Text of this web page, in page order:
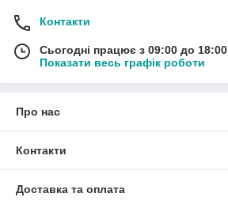
Контакти
Сьогодні працює з 09:00 до 18:00
Показати весь графік роботи
Про нас
Контакти
Доставка та оплата